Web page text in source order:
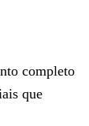
completo
que